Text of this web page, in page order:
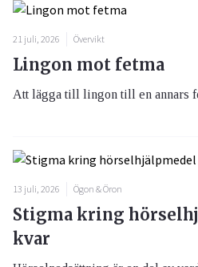
21 juli, 2026 Övervikt
Lingon mot fetma
13 juli, 2026 Ögon & Öron
Stigma kring
kvar